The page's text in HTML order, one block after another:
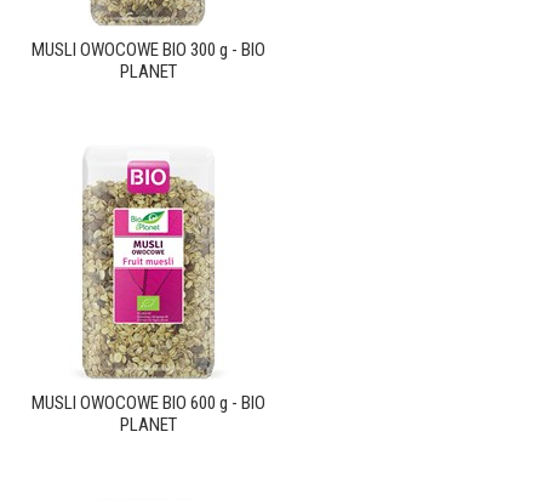
MUSLI OWOCOWE BIO 300 g - BIO
PLANET
MUSLI OWOCOWE BIO 600 g - BIO
PLANET